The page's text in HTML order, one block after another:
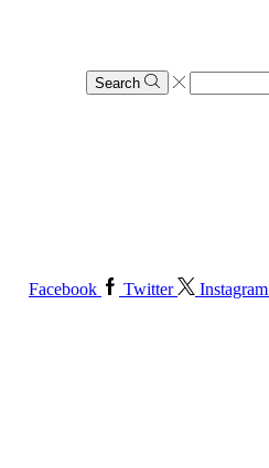
Search
Facebook
Twitter Instagram